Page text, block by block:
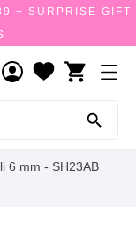
+ SURPRISE GIFT
shopping_cart

6 mm - SH23AB